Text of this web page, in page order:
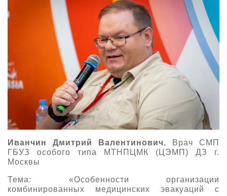
Иванчин Дмитрий Валентинович, Врач СМП
ГБУЗ особого типа МТНПЦМК (ЦЭМП) ДЗ г.
Москвы
Тема: «Особенности организации
комбинированных медицинских эвакуаций с